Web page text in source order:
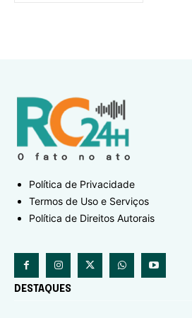
Política de Privacidade
Termos de Uso e Serviços
Política de Direitos Autorais
DESTAQUES